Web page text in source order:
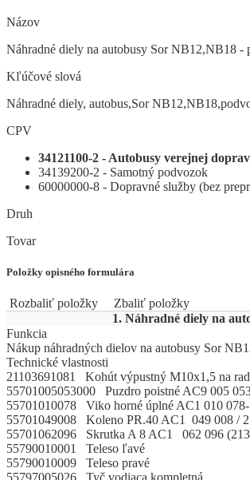
Názov
Náhradné diely na autobusy Sor NB12,NB18 -
Kľúčové slová
Náhradné diely, autobus,Sor
CPV
34121100-2 - Autobusy verejnej
34139200-2 - Samotný podvozok
60000000-8 - Dopravné služby (bez
Druh
Tovar
Položky opisného formulára
Rozbaliť položky
Zbaliť položky
1. Náhradné diely na
Funkcia
Nákup náhradných dielov na autobusy Sor
Technické vlastnosti
21103691081 Kohút výpustný M10x1,5 na
55701005053000 Puzdro poistné AC9 005
55701010078 Viko horné úplné AC1 010
55701049008 Koleno PR.40 AC1 049 008 /
55701062096 Skrutka A 8 AC1 062 096
55790010001 Teleso ľavé
55790010009 Teleso pravé